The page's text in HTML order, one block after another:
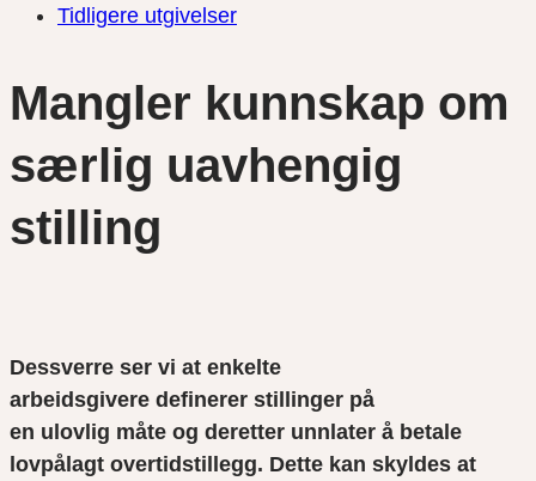
Tidligere utgivelser
Mangler kunnskap om
særlig uavhengig
stilling
Dessverre ser vi at enkelte
arbeidsgivere definerer stillinger på
en ulovlig måte og deretter unnlater å betale
lovpålagt overtidstillegg. Dette kan skyldes at